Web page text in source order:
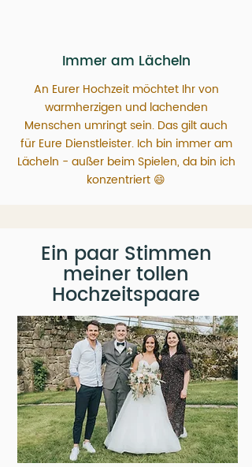
Immer am Lächeln
An Eurer Hochzeit möchtet Ihr von
warmherzigen und lachenden
Menschen umringt sein. Das gilt auch
für Eure Dienstleister. Ich bin immer am
Lächeln - außer beim Spielen, da bin ich
konzentriert 😄
Ein paar Stimmen
meiner tollen
Hochzeitspaare